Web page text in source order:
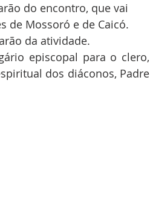
do encontro, que vai
de Mossoró e de Caicó.
da atividade.
episcopal para o clero,
dos diáconos, Padre